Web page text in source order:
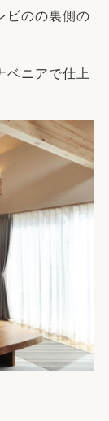
ビのの裏側の
ベニアで仕上